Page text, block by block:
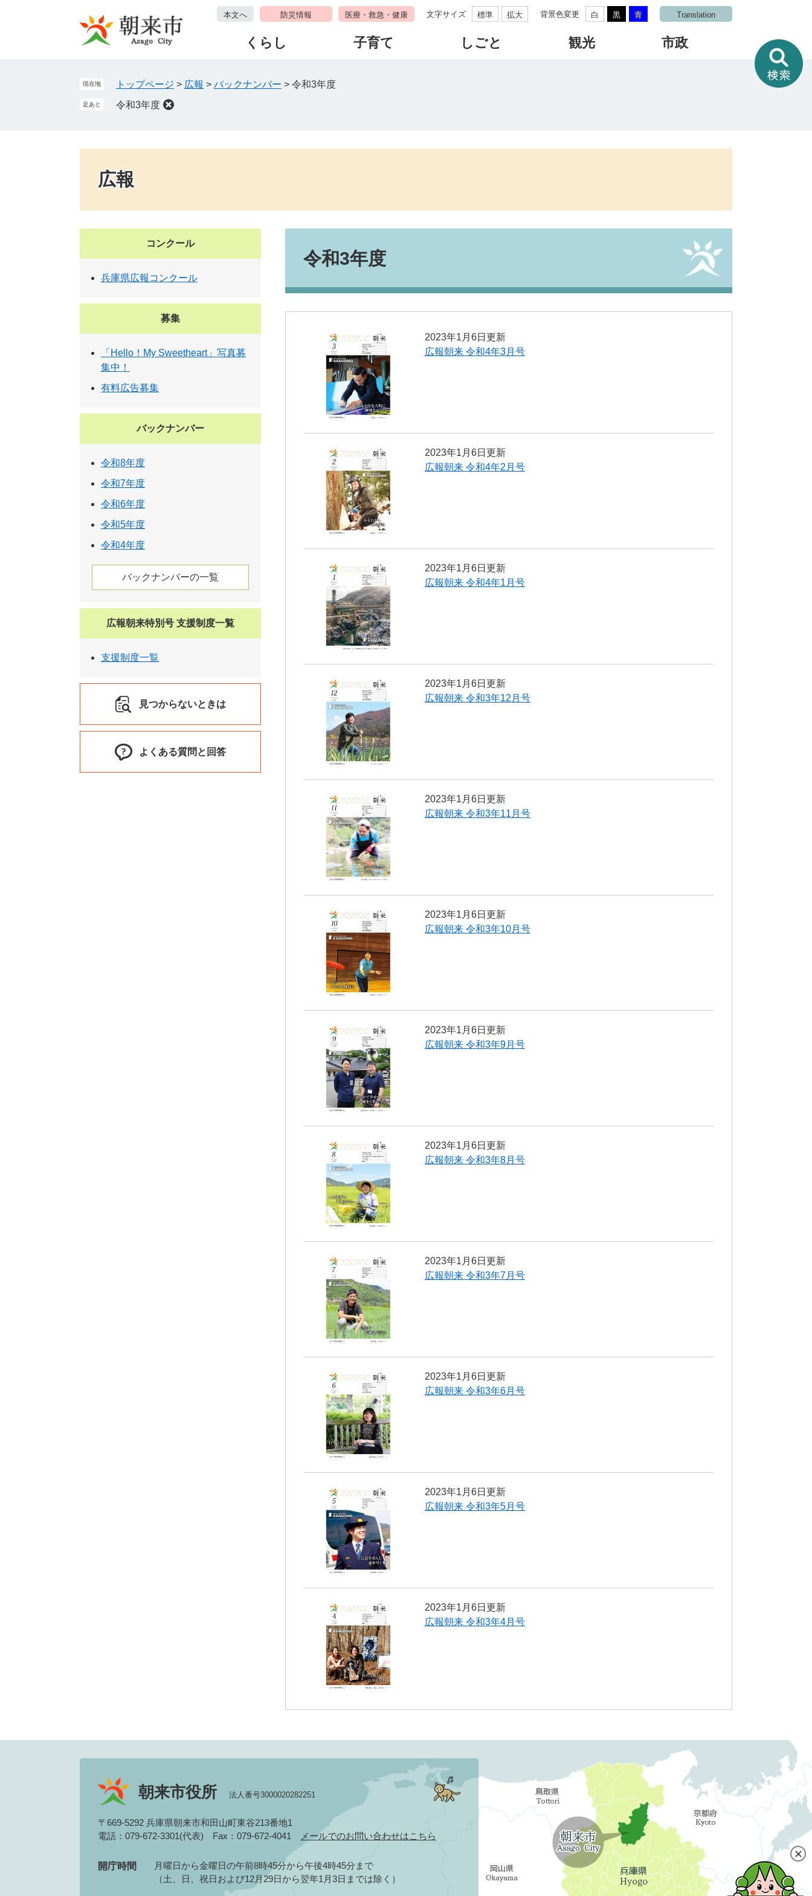
本文へ 防災情報 医療・救急・健康 文字サイズ 標準 拡大 背景色変更 白 黒 青 Translation
くらし 子育て しごと 観光 市政
情
報
を
現在地 トップページ > 広報 > バックナンバー > 令和3年度
足あと 令和3年度
広報
令和3年度
2023年1月6日更新
広報朝来 令和4年3月号
2023年1月6日更新
広報朝来 令和4年2月号
2023年1月6日更新
広報朝来 令和4年1月号
2023年1月6日更新
広報朝来 令和3年12月号
2023年1月6日更新
広報朝来 令和3年11月号
2023年1月6日更新
広報朝来 令和3年10月号
2023年1月6日更新
広報朝来 令和3年9月号
2023年1月6日更新
広報朝来 令和3年8月号
2023年1月6日更新
広報朝来 令和3年7月号
2023年1月6日更新
広報朝来 令和3年6月号
2023年1月6日更新
広報朝来 令和3年5月号
2023年1月6日更新
広報朝来 令和3年4月号
コンクール
兵庫県広報コンクール
募集
「Hello！My Sweetheart」写真募
集中！
有料広告募集
バックナンバー
令和8年度
令和7年度
令和6年度
令和5年度
令和4年度
バックナンバーの一覧
広報朝来特別号 支援制度一覧
支援制度一覧
見つからないときは
よくある質問と回答
朝来市役所 法人番号3000020282251
〒669-5292 兵庫県朝来市和田山町東谷213番地1
電話：079-672-3301(代表) Fax：079-672-4041 メールでのお問い合わせはこちら
開庁時間
月曜日から金曜日の午前8時45分から午後4時45分まで
（土、日、祝日および12月29日から翌年1月3日までは除く）